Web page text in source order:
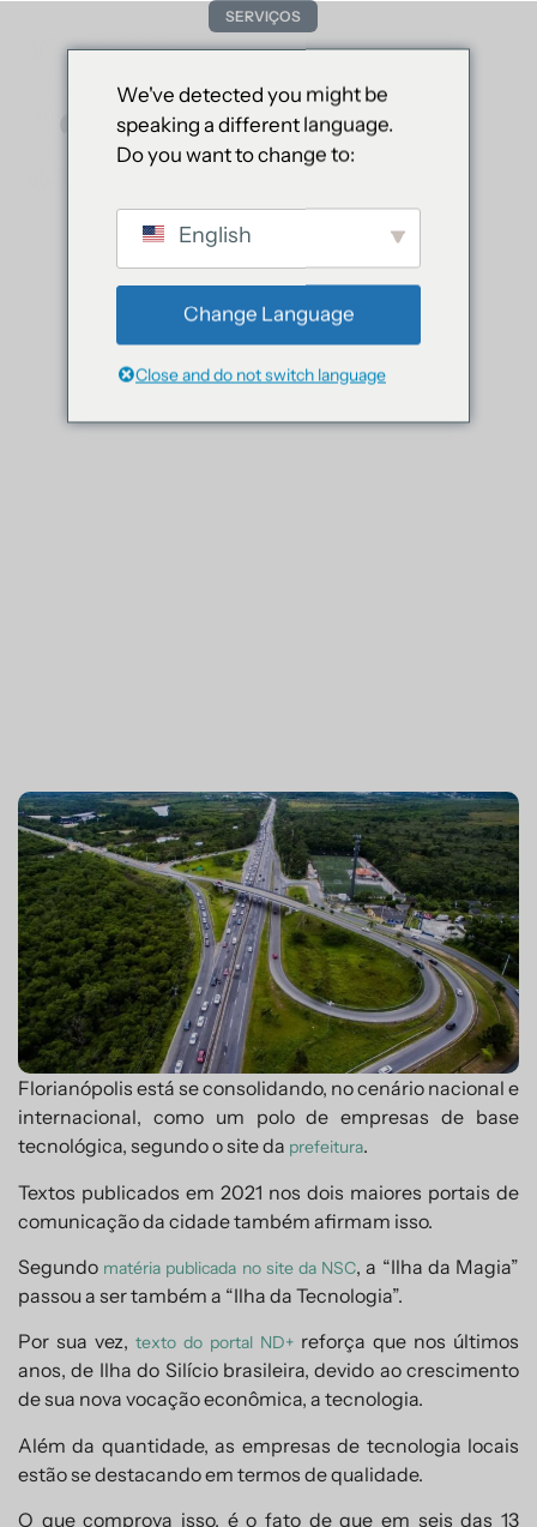
SERVIÇOS
Florianópolis é um polo tecnológico
do Brasil
Like Floripa 06 mar 2023 Sem Comentários
Florianópolis está se consolidando, no cenário nacional e
internacional, como um polo de empresas de base
tecnológica, segundo o site da prefeitura.
Textos publicados em 2021 nos dois maiores portais de
comunicação da cidade também afirmam isso.
Segundo matéria publicada no site da NSC, a “Ilha da Magia”
passou a ser também a “Ilha da Tecnologia”.
Por sua vez, texto do portal ND+ reforça que nos últimos
anos, de Ilha do Silício brasileira, devido ao crescimento
de sua nova vocação econômica, a tecnologia.
Além da quantidade, as empresas de tecnologia locais
estão se destacando em termos de qualidade.
O que comprova isso, é o fato de que em seis das 13
We've detected you might be
speaking a different language.
Do you want to change to:
English
Change Language
Close and do not switch language